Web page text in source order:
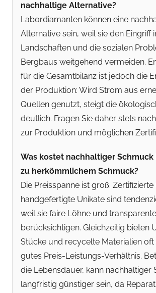
nachhaltige Alternative?
Labordiamanten können eine
Alternative sein, weil sie den Eingriff
Landschaften und die sozialen
Bergbaus weitgehend vermeiden.
für die Gesamtbilanz ist jedoch die
der Produktion: Wird Strom aus
Quellen genutzt, steigt die
deutlich. Fragen Sie daher stets
zur Produktion und möglichen
Was kostet nachhaltiger Schmuck
zu herkömmlichem Schmuck?
Die Preisspanne ist groß. Zertifizierte
handgefertigte Unikate sind
weil sie faire Löhne und
berücksichtigen. Gleichzeitig bieten
Stücke und recycelte Materialien oft
gutes Preis-Leistungs-Verhältnis.
die Lebensdauer, kann nachhaltiger
langfristig günstiger sein, da